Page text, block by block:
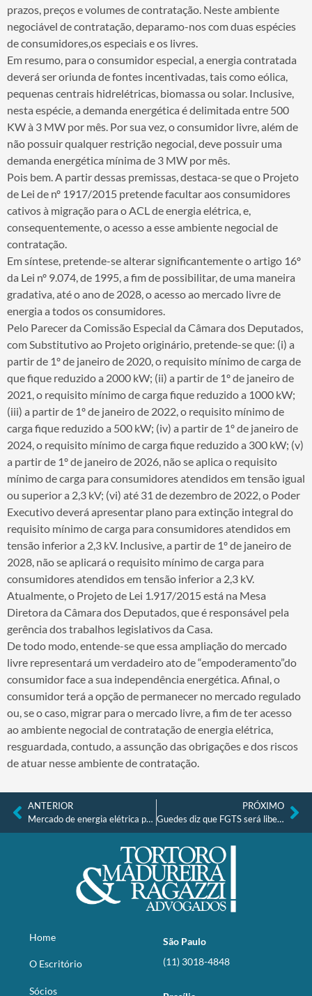
prazos, preços e volumes de contratação. Neste ambiente
negociável de contratação, deparamo-nos com duas espécies
de consumidores,os especiais e os livres.
Em resumo, para o consumidor especial, a energia contratada
deverá ser oriunda de fontes incentivadas, tais como eólica,
pequenas centrais hidrelétricas, biomassa ou solar. Inclusive,
nesta espécie, a demanda energética é delimitada entre 500
KW à 3 MW por mês. Por sua vez, o consumidor livre, além de
não possuir qualquer restrição negocial, deve possuir uma
demanda energética mínima de 3 MW por mês.
Pois bem. A partir dessas premissas, destaca-se que o Projeto
de Lei de nº 1917/2015 pretende facultar aos consumidores
cativos à migração para o ACL de energia elétrica, e,
consequentemente, o acesso a esse ambiente negocial de
contratação.
Em síntese, pretende-se alterar significantemente o artigo 16º
da Lei nº 9.074, de 1995, a fim de possibilitar, de uma maneira
gradativa, até o ano de 2028, o acesso ao mercado livre de
energia a todos os consumidores.
Pelo Parecer da Comissão Especial da Câmara dos Deputados,
com Substitutivo ao Projeto originário, pretende-se que: (i) a
partir de 1º de janeiro de 2020, o requisito mínimo de carga de
que fique reduzido a 2000 kW; (ii) a partir de 1º de janeiro de
2021, o requisito mínimo de carga fique reduzido a 1000 kW;
(iii) a partir de 1º de janeiro de 2022, o requisito mínimo de
carga fique reduzido a 500 kW; (iv) a partir de 1º de janeiro de
2024, o requisito mínimo de carga fique reduzido a 300 kW; (v)
a partir de 1º de janeiro de 2026, não se aplica o requisito
mínimo de carga para consumidores atendidos em tensão igual
ou superior a 2,3 kV; (vi) até 31 de dezembro de 2022, o Poder
Executivo deverá apresentar plano para extinção integral do
requisito mínimo de carga para consumidores atendidos em
tensão inferior a 2,3 kV. Inclusive, a partir de 1º de janeiro de
2028, não se aplicará o requisito mínimo de carga para
consumidores atendidos em tensão inferior a 2,3 kV.
Atualmente, o Projeto de Lei 1.917/2015 está na Mesa
Diretora da Câmara dos Deputados, que é responsável pela
gerência dos trabalhos legislativos da Casa.
De todo modo, entende-se que essa ampliação do mercado
livre representará um verdadeiro ato de “empoderamento”do
consumidor face a sua independência energética. Afinal, o
consumidor terá a opção de permanecer no mercado regulado
ou, se o caso, migrar para o mercado livre, a fim de ter acesso
ao ambiente negocial de contratação de energia elétrica,
resguardada, contudo, a assunção das obrigações e dos riscos
de atuar nesse ambiente de contratação.
ANTERIOR
Mercado de energia elétrica precisa amadurecer
PRÓXIMO
Guedes diz que FGTS será liberado todos os anos e confirma total de R$ 42 bi até 2020
Home
O Escritório
Sócios
São Paulo
(11) 3018-4848